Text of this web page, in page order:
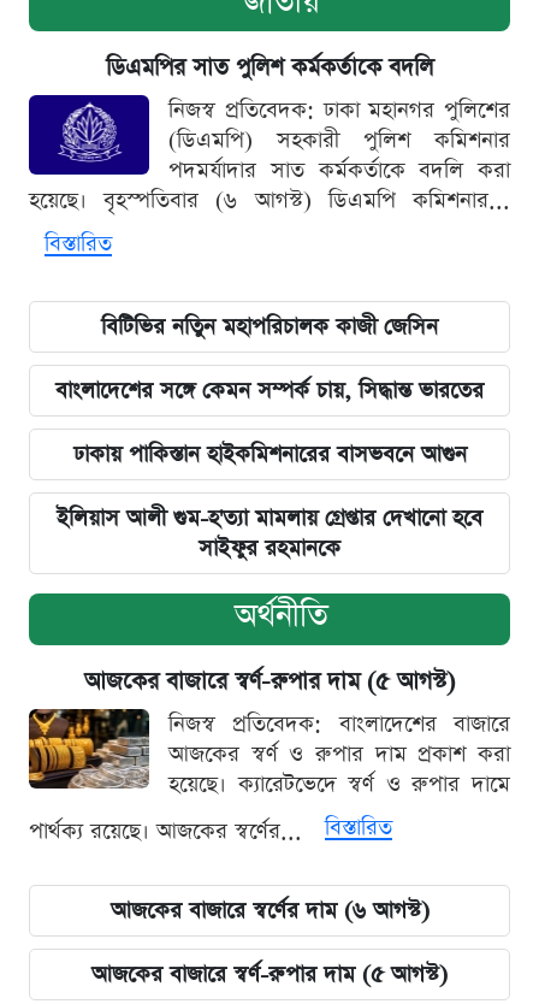
ডিএমপির সাত পুলিশ কর্মকর্তাকে বদলি
নিজস্ব প্রতিবেদক: ঢাকা মহানগর পুলিশের
(ডিএমপি) সহকারী পুলিশ কমিশনার
পদমর্যাদার সাত কর্মকর্তাকে বদলি করা
হয়েছে। বৃহস্পতিবার (৬ আগস্ট) ডিএমপি কমিশনার...
বিস্তারিত
বিটিভির নতিুন মহাপরিচালক কাজী জেসিন
বাংলাদেশের সঙ্গে কেমন সম্পর্ক চায়, সিদ্ধান্ত ভারতের
ঢাকায় পাকিস্তান হাইকমিশনারের বাসভবনে আগুন
ইলিয়াস আলী গুম-হ'ত্যা মামলায় গ্রেপ্তার দেখানো হবে
সাইফুর রহমানকে
অর্থনীতি
আজকের বাজারে স্বর্ণ-রুপার দাম (৫ আগস্ট)
নিজস্ব প্রতিবেদক: বাংলাদেশের বাজারে
আজকের স্বর্ণ ও রুপার দাম প্রকাশ করা
হয়েছে। ক্যারেটভেদে স্বর্ণ ও রুপার দামে
পার্থক্য রয়েছে। আজকের স্বর্ণের...
বিস্তারিত
আজকের বাজারে স্বর্ণের দাম (৬ আগস্ট)
আজকের বাজারে স্বর্ণ-রুপার দাম (৫ আগস্ট)